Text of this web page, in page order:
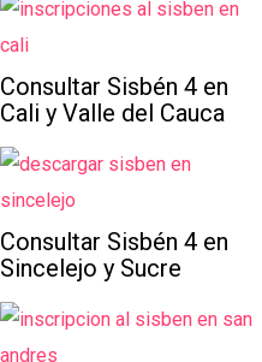
Consultar Sisbén 4 en
Cali y Valle del Cauca
Consultar Sisbén 4 en
Sincelejo y Sucre